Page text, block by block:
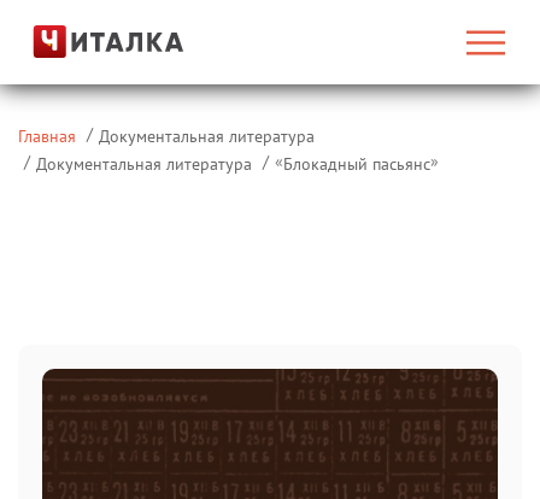
Главная
Документальная литература
Документальная литература
«Блокадный пасьянс»